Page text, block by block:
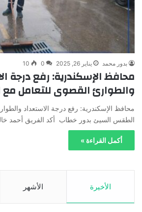
بدور محمد يناير 26, 2025 0
10
محافظ الإسكندرية: رفع درجة
والطوارئ القصوى للتعامل
محافظ الإسكندرية: رفع درجة الاستعداد
الطقس السيئ بدور خطاب أكد الفريق أحمد
أكمل القراءة »
الأخيرة الأشهر